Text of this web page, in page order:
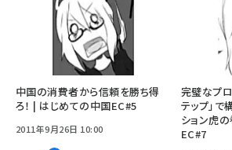
中国の消費者から信頼を勝ち得
ろ！ | はじめての中国EC#5
2011年9月26日 10:00
完璧なプ
テップ」
ション虎
EC#7